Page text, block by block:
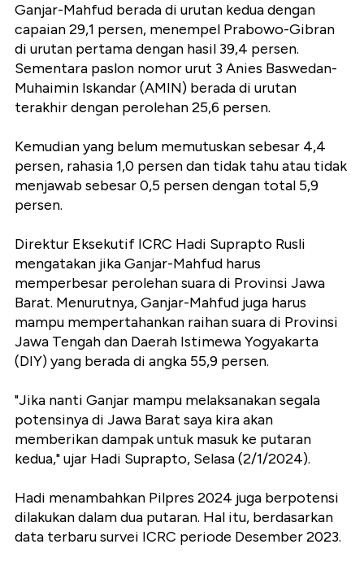
Ganjar-Mahfud berada di urutan kedua dengan
capaian 29,1 persen, menempel Prabowo-Gibran
di urutan pertama dengan hasil 39,4 persen.
Sementara paslon nomor urut 3 Anies Baswedan-
Muhaimin Iskandar (AMIN) berada di urutan
terakhir dengan perolehan 25,6 persen.
Kemudian yang belum memutuskan sebesar 4,4
persen, rahasia 1,0 persen dan tidak tahu atau tidak
menjawab sebesar 0,5 persen dengan total 5,9
persen.
Direktur Eksekutif ICRC Hadi Suprapto Rusli
mengatakan jika Ganjar-Mahfud harus
memperbesar perolehan suara di Provinsi Jawa
Barat. Menurutnya, Ganjar-Mahfud juga harus
mampu mempertahankan raihan suara di Provinsi
Jawa Tengah dan Daerah Istimewa Yogyakarta
(DIY) yang berada di angka 55,9 persen.
"Jika nanti Ganjar mampu melaksanakan segala
potensinya di Jawa Barat saya kira akan
memberikan dampak untuk masuk ke putaran
kedua," ujar Hadi Suprapto, Selasa (2/1/2024).
Hadi menambahkan Pilpres 2024 juga berpotensi
dilakukan dalam dua putaran. Hal itu, berdasarkan
data terbaru survei ICRC periode Desember 2023.